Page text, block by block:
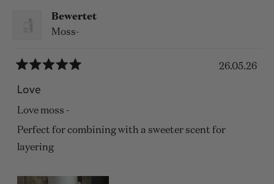
Bewertet
Moss-
5
von
5
Sternen
bewertet
26.05.26
Love
Love moss -
Perfect for combining with a sweeter scent for
layering